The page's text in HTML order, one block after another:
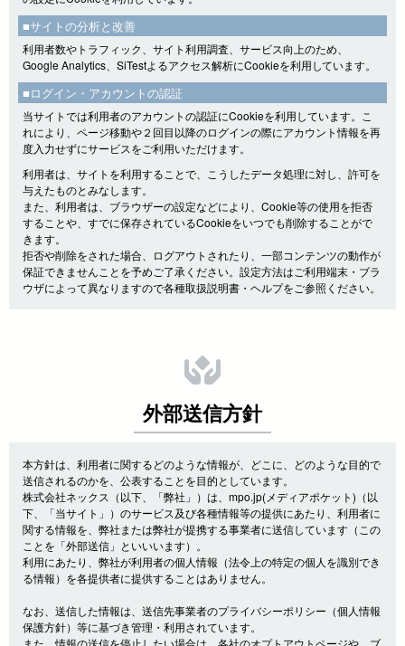
■サイトの分析と改善
利用者数やトラフィック、サイト利用調査、サービス向上のため、
Google Analytics、SiTestよるアクセス解析にCookieを利用しています。
■ログイン・アカウントの認証
当サイトでは利用者のアカウントの認証にCookieを利用しています。こ
れにより、ページ移動や２回目以降のログインの際にアカウント情報を再
度入力せずにサービスをご利用いただけます。
利用者は、サイトを利用することで、こうしたデータ処理に対し、許可を
与えたものとみなします。
また、利用者は、ブラウザーの設定などにより、Cookie等の使用を拒否
することや、すでに保存されているCookieをいつでも削除することがで
きます。
拒否や削除をされた場合、ログアウトされたり、一部コンテンツの動作が
保証できませんことを予めご了承ください。設定方法はご利用端末・ブラ
ウザによって異なりますので各種取扱説明書・ヘルプをご参照ください。
外部送信方針
本方針は、利用者に関するどのような情報が、どこに、どのような目的で
送信されるのかを、公表することを目的としています。
株式会社ネックス（以下、「弊社」）は、mpo.jp(メディアポケット)（以
下、「当サイト」）のサービス及び各種情報等の提供にあたり、利用者に
関する情報を、弊社または弊社が提携する事業者に送信しています（この
ことを「外部送信」といいいます）。
利用にあたり、弊社が利用者の個人情報（法令上の特定の個人を識別でき
る情報）を各提供者に提供することはありません。
なお、送信した情報は、送信先事業者のプライバシーポリシー（個人情報
保護方針）等に基づき管理・利用されています。
また、情報の送信を停止したい場合は、各社のオプトアウトページや、ブ